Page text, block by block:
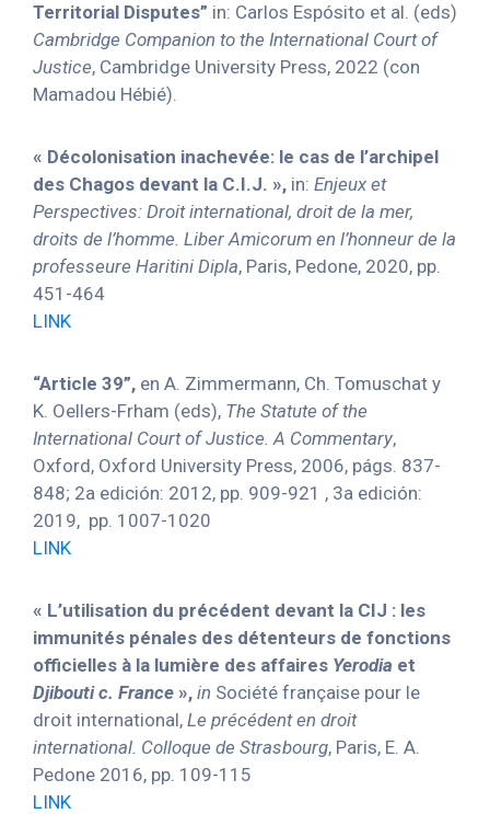
Territorial Disputes” in: Carlos Espósito et al. (eds)
Cambridge Companion to the International Court of
Justice, Cambridge University Press, 2022 (con
Mamadou Hébié).
« Décolonisation inachevée: le cas de l’archipel
des Chagos devant la C.I.J. », in: Enjeux et
Perspectives: Droit international, droit de la mer,
droits de l’homme. Liber Amicorum en l’honneur de la
professeure Haritini Dipla, Paris, Pedone, 2020, pp.
451-464
LINK
“Article 39”, en A. Zimmermann, Ch. Tomuschat y
K. Oellers-Frham (eds), The Statute of the
International Court of Justice. A Commentary,
Oxford, Oxford University Press, 2006, págs. 837-
848; 2a edición: 2012, pp. 909-921 , 3a edición:
2019, pp. 1007-1020
LINK
« L’utilisation du précédent devant la CIJ : les
immunités pénales des détenteurs de fonctions
officielles à la lumière des affaires Yerodia et
Djibouti c. France », in Société française pour le
droit international, Le précédent en droit
international. Colloque de Strasbourg, Paris, E. A.
Pedone 2016, pp. 109-115
LINK